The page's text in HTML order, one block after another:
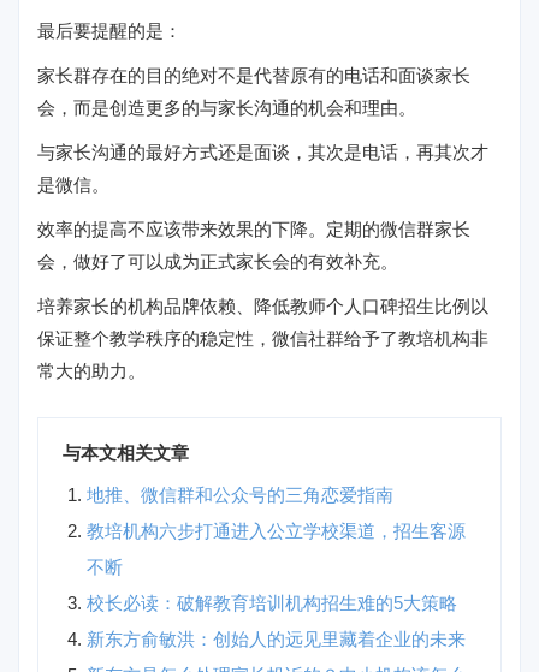
最后要提醒的是：
家长群存在的目的绝对不是代替原有的电话和面谈家长
会，而是创造更多的与家长沟通的机会和理由。
与家长沟通的最好方式还是面谈，其次是电话，再其次才
是微信。
效率的提高不应该带来效果的下降。定期的微信群家长
会，做好了可以成为正式家长会的有效补充。
培养家长的机构品牌依赖、降低教师个人口碑招生比例以
保证整个教学秩序的稳定性，微信社群给予了教培机构非
常大的助力。
与本文相关文章
地推、微信群和公众号的三角恋爱指南
教培机构六步打通进入公立学校渠道，招生客源
不断
校长必读：破解教育培训机构招生难的5大策略
新东方俞敏洪：创始人的远见里藏着企业的未来